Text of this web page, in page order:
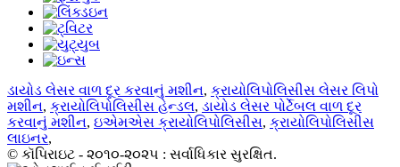
ડાયોડ લેસર વાળ દૂર કરવાનું મશીન, ક્રાયોલિપોલિસીસ લેસર લિપો
મશીન, ક્રાયોલિપોલિસીસ હેન્ડલ, ડાયોડ લેસર પોર્ટેબલ વાળ દૂર
કરવાનું મશીન, ઇએમએસ ક્રાયોલિપોલિસીસ, ક્રાયોલિપોલિસીસ
લાઇનર,
© કૉપિરાઇટ - ૨૦૧૦-૨૦૨૫ : સર્વાધિકાર સુરક્ષિત.